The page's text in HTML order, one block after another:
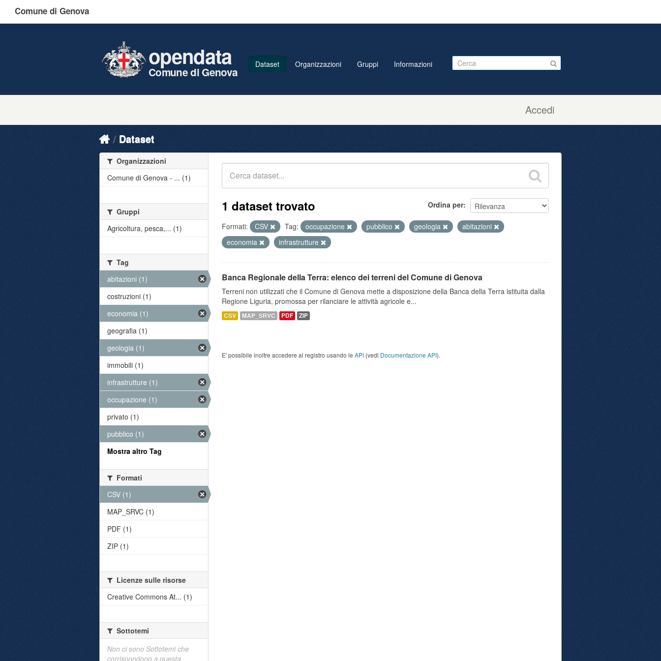
Comune di Genova
Accedi
opendata
Comune di Genova
Dataset Organizzazioni Gruppi Informazioni
Dataset
Ordina per
1 dataset trovato
Formati: CSV Tag: occupazione pubblico geologia
abitazioni
economia
infrastrutture
Banca Regionale della Terra: elenco dei terreni del Comune di Genova
Terreni non utilizzati che il Comune di Genova mette a disposizione della Banca della Terra istituita dalla
Regione Liguria, promossa per rilanciare le attività agricole e...
CSV MAP_SRVC PDF ZIP
E' possibile inoltre accedere al registro usando le API (vedi Documentazione API).
Organizzazioni
Comune di Genova - ... (1)
Gruppi
Agricoltura, pesca,... (1)
Tag
abitazioni (1)
costruzioni (1)
economia (1)
geografia (1)
geologia (1)
immobili (1)
infrastrutture (1)
occupazione (1)
privato (1)
pubblico (1)
Mostra altro Tag
Formati
CSV (1)
MAP_SRVC (1)
PDF (1)
ZIP (1)
Licenze sulle risorse
Creative Commons At... (1)
Sottotemi
Non ci sono Sottotemi che
corrispondono a questa